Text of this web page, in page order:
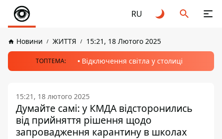
RU
Новини ЖИТТЯ 15:21, 18 Лютого 2025
ТОПТЕМА: Відключення світла у столиці
15:21, 18 лютого 2025
Думайте самі: у КМДА відсторонились
від прийняття рішення щодо
запровадження карантину в школах